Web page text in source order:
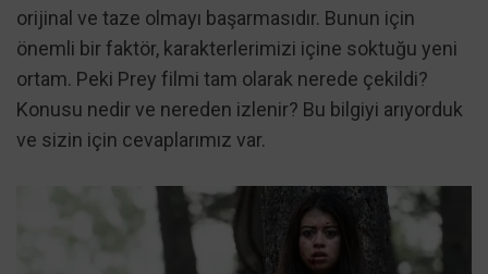
orijinal ve taze olmayı başarmasıdır. Bunun için
önemli bir faktör, karakterlerimizi içine soktuğu yeni
ortam. Peki Prey filmi tam olarak nerede çekildi?
Konusu nedir ve nereden izlenir? Bu bilgiyi arıyorduk
ve sizin için cevaplarımız var.